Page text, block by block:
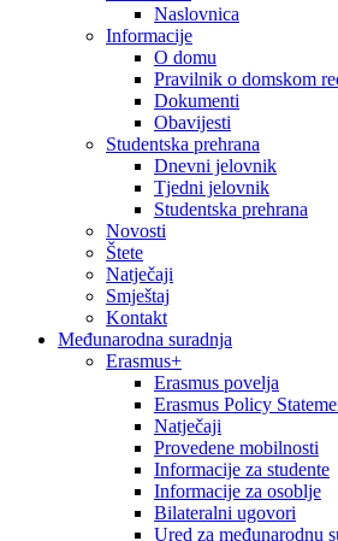
Naslovnica
Informacije
O domu
Pravilnik o domskom
Dokumenti
Obavijesti
Studentska prehrana
Dnevni jelovnik
Tjedni jelovnik
Studentska prehrana
Novosti
Štete
Natječaji
Smještaj
Kontakt
Međunarodna suradnja
Erasmus+
Erasmus povelja
Erasmus Policy
Natječaji
Provedene mobilnosti
Informacije za studente
Informacije za osoblje
Bilateralni ugovori
Ured za međunarodnu